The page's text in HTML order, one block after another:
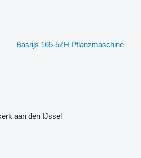
Basrijs 165-5ZH Pflanzmaschine
aan den IJssel